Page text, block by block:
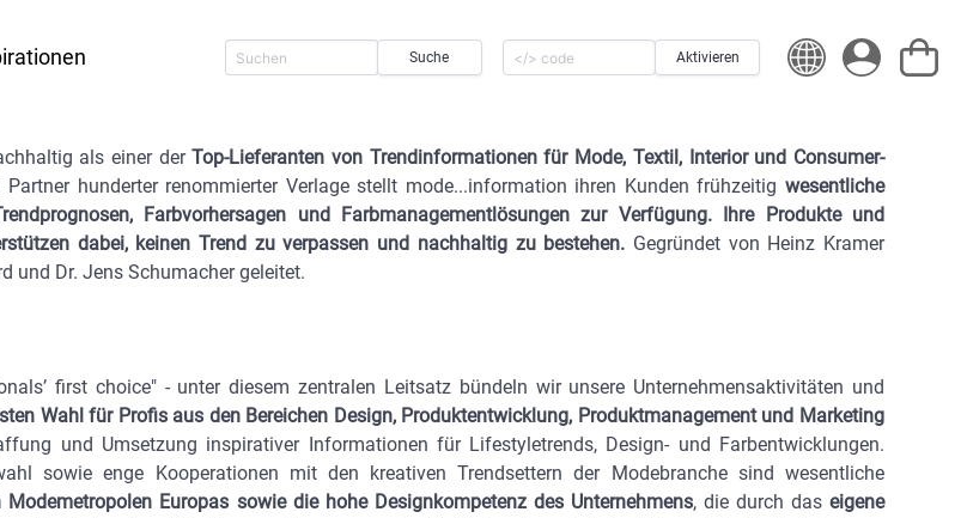
Suche Aktivieren
als einer derTop-Lieferanten von Trendinformationen für Mode, Textil, Interior und Consumer-
hunderter renommierter Verlage stellt mode...information ihren Kunden frühzeitig wesentliche
Farbvorhersagen und Farbmanagementlösungen zur Verfügung. Ihre Produkte und
dabei, keinen Trend zu verpassen und nachhaltig zu bestehen. Gegründet von Heinz Kramer
und Dr. Jens Schumacher geleitet.
first choice" - unter diesem zentralen Leitsatz bündeln wir unsere Unternehmensaktivitäten und
Wahl für Profis aus den Bereichen Design, Produktentwicklung, Produktmanagement und Marketing
und Umsetzung inspirativer Informationen für Lifestyletrends, Design- und Farbentwicklungen.
sowie enge Kooperationen mit den kreativen Trendsettern der Modebranche sind wesentliche
Europas sowie die hohe Designkompetenz des Unternehmens, die durch daseigene